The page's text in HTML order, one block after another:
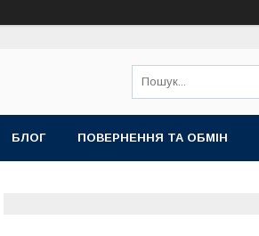
БЛОГ ПОВЕРНЕННЯ ТА ОБМІН